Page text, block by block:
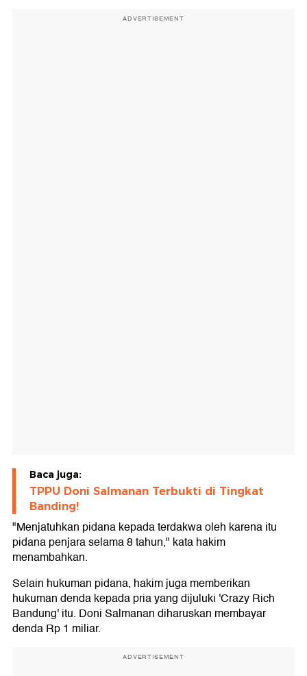
ADVERTISEMENT
Baca juga:
TPPU Doni Salmanan Terbukti di Tingkat
Banding!
"Menjatuhkan pidana kepada terdakwa oleh karena itu
pidana penjara selama 8 tahun," kata hakim
menambahkan.
Selain hukuman pidana, hakim juga memberikan
hukuman denda kepada pria yang dijuluki 'Crazy Rich
Bandung' itu. Doni Salmanan diharuskan membayar
denda Rp 1 miliar.
ADVERTISEMENT